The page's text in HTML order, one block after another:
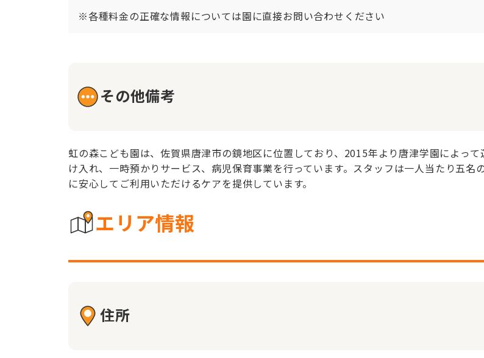
※各種料金の正確な情報については園に直接お問い合わせください
その他備考
虹の森こども園は、佐賀県唐津市の鏡地区に位置しており、2015年より唐津学園によっ
け入れ、一時預かりサービス、病児保育事業を行っています。スタッフは一人当たり五
に安心してご利用いただけるケアを提供しています。
エリア情報
住所